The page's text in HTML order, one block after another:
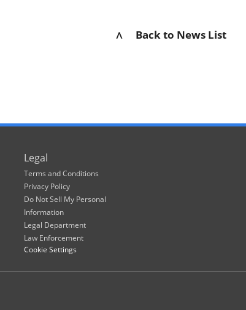
∧ Back to News List
Legal
Terms and Conditions
Privacy Policy
Do Not Sell My Personal
Information
Legal Department
Law Enforcement
Cookie Settings